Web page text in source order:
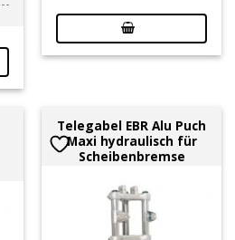
Telegabel EBR Alu Puch
Maxi hydraulisch für
Scheibenbremse